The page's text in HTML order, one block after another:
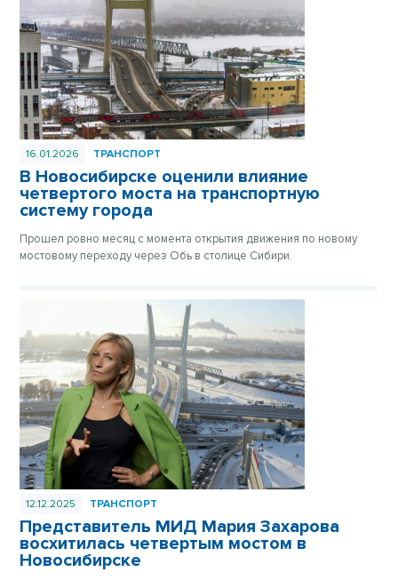
16.01.2026 ТРАНСПОРТ
В Новосибирске оценили влияние
четвертого моста на транспортную
систему города
Прошел ровно месяц с момента открытия движения по новому
мостовому переходу через Обь в столице Сибири.
12.12.2025 ТРАНСПОРТ
Представитель МИД Мария Захарова
восхитилась четвертым мостом в
Новосибирске